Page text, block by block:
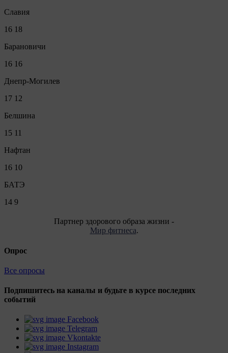
Славия
16 18
Барановичи
16 16
Днепр-Могилев
17 12
Белшина
15 11
Нафтан
16 10
БАТЭ
14 9
Партнер здорового образа жизни -
Мир фитнеса.
Опрос
Все опросы
Подпишитесь на каналы и будьте в курсе последних
событий
Facebook
Telegram
Vkontakte
Instagram